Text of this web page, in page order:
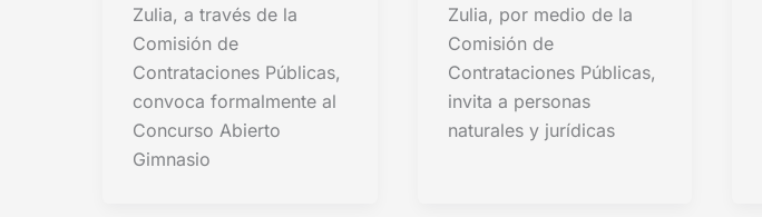
Zulia, a través de la
Comisión de
Contrataciones Públicas,
convoca formalmente al
Concurso Abierto
Gimnasio
Zulia, por medio de la
Comisión de
Contrataciones Públicas,
invita a personas
naturales y jurídicas